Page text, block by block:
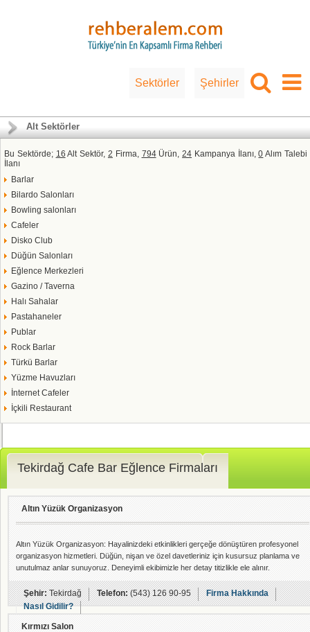
Sektörler Şehirler
Alt Sektörler
Bu Sektörde; 16 Alt Sektör, 2 Firma, 794Ürün,24 Kampanya İlanı,0 Alım Talebi
İlanı
Barlar
Bilardo Salonları
Bowling salonları
Cafeler
Disko Club
Düğün Salonları
Eğlence Merkezleri
Gazino / Taverna
Halı Sahalar
Pastahaneler
Publar
Rock Barlar
Türkü Barlar
Yüzme Havuzları
İnternet Cafeler
İçkili Restaurant
Tekirdağ Cafe Bar Eğlence Firmaları
Altın Yüzük Organizasyon
Altın Yüzük Organizasyon: Hayalinizdeki etkinlikleri gerçeğe dönüştüren profesyonel
organizasyon hizmetleri. Düğün, nişan ve özel davetleriniz için kusursuz planlama ve
unutulmaz anlar sunuyoruz. Deneyimli ekibimizle her detay titizlikle ele alınır.
Şehir:Tekirdağ Telefon:(543) 126 90-95
Firma Hakkında
Nasıl Gidilir?
Kırmızı Salon